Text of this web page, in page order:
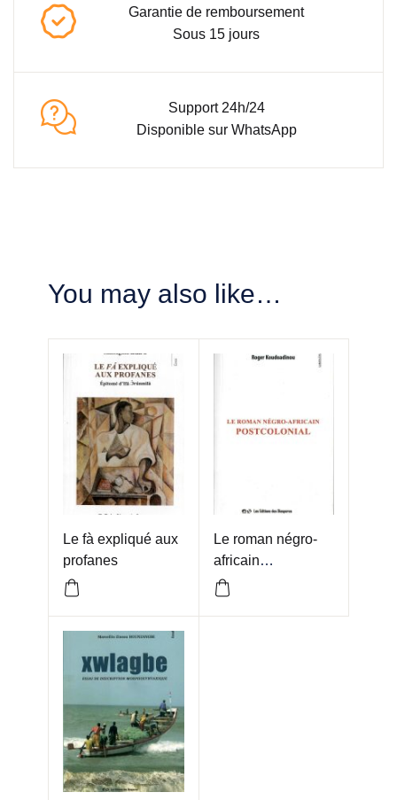
Garantie de remboursement
Sous 15 jours
Support 24h/24
Disponible sur WhatsApp
You may also like…
Le fà expliqué aux
profanes
Le roman négro-
africain
POSTCOLONIAL